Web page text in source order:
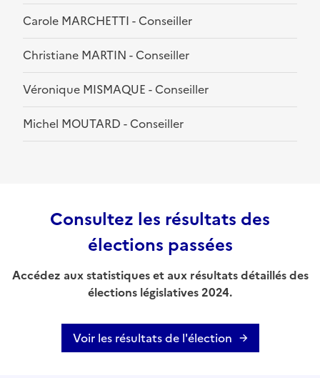
Carole MARCHETTI - Conseiller
Christiane MARTIN - Conseiller
Véronique MISMAQUE - Conseiller
Michel MOUTARD - Conseiller
Consultez les résultats des
élections passées
Accédez aux statistiques et aux résultats détaillés des
élections législatives 2024.
Voir les résultats de l'élection